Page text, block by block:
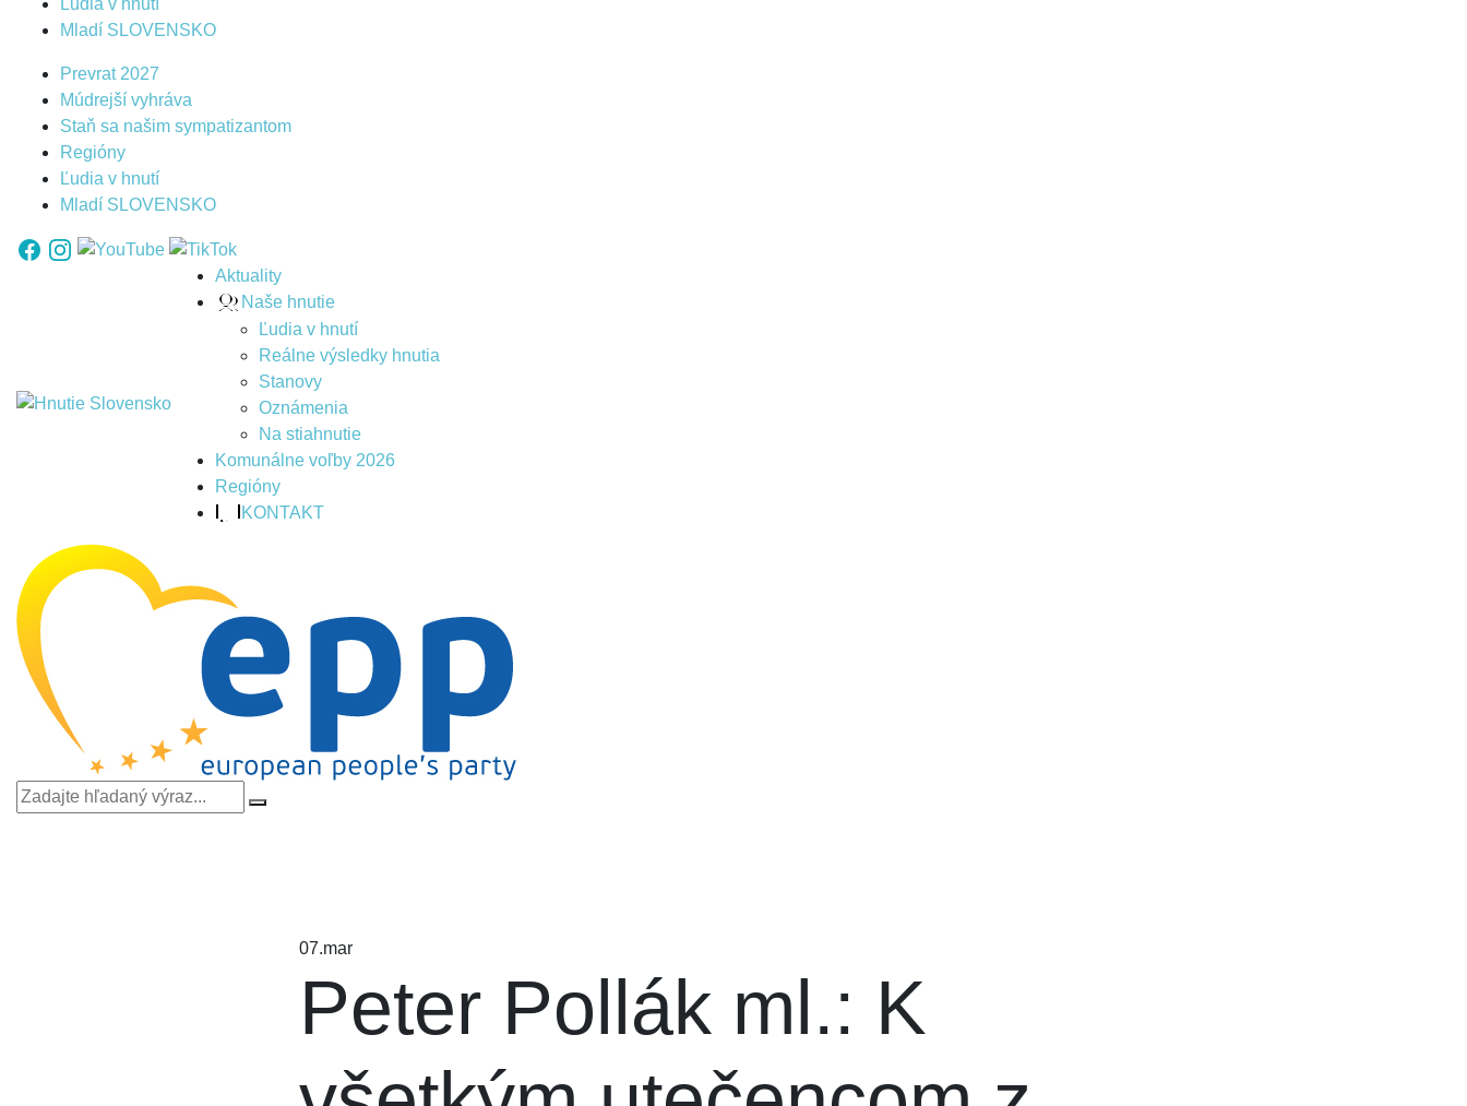
Ľudia v hnutí
Mladí SLOVENSKO
Prevrat 2027
Múdrejší vyhráva
Staň sa našim sympatizantom
Regióny
Ľudia v hnutí
Mladí SLOVENSKO
Aktuality
Naše hnutie
Ľudia v hnutí
Reálne výsledky hnutia
Stanovy
Oznámenia
Na stiahnutie
Komunálne voľby 2026
Regióny
KONTAKT
07.mar
Peter Pollák ml.: K